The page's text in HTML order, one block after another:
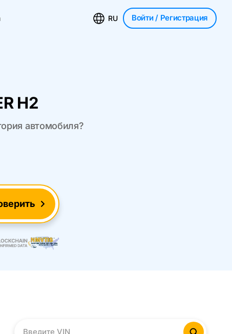
RU Войти/ Регистрация
H2
автомобиля?